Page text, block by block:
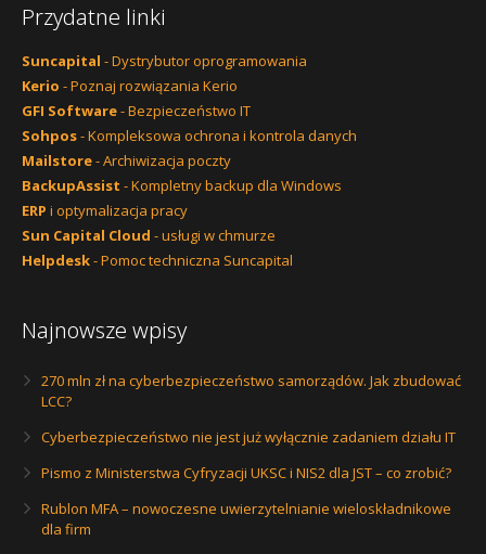
Przydatne linki
Suncapital - Dystrybutor oprogramowania
Kerio - Poznaj rozwiązania Kerio
GFI Software- Bezpieczeństwo IT
Sohpos- Kompleksowa ochrona i kontrola danych
Mailstore- Archiwizacja poczty
BackupAssist - Kompletny backup dla Windows
ERP i optymalizacja pracy
Sun Capital Cloud - usługi w chmurze
Helpdesk- Pomoc techniczna Suncapital
Najnowsze wpisy
270 mln zł na cyberbezpieczeństwo samorządów. Jak zbudować
LCC?
Cyberbezpieczeństwo nie jest już wyłącznie zadaniem działu IT
Pismo z Ministerstwa Cyfryzacji UKSC i NIS2 dla JST – co zrobić?
Rublon MFA – nowoczesne uwierzytelnianie wieloskładnikowe
dla firm